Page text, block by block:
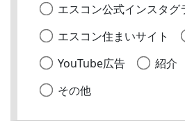
エスコン公式インスタグ
エスコン住まいサイト
YouTube広告
紹介
その他